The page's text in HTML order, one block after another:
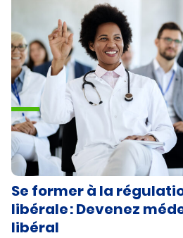
Se former à la
libérale : Devenez
libéral